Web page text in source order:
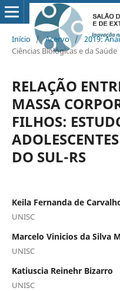
Início / Acervo / 2019:
Ciências Biológicas e da Saúde
RELAÇÃO
MASSA
FILHOS:
DO SUL-RS
Keila Fernanda de
UNISC
Marcelo Vinicios da Silva
UNISC
Katiuscia Reinehr Bizarro
UNISC